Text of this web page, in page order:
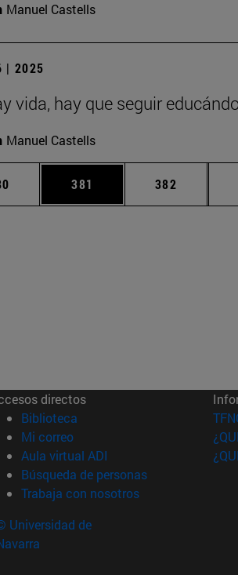
Manuel Castells
| 2025
vida, hay que seguir
Manuel Castells
Use TAB para desplazarse.
Página
381 Página
382
directos
Biblioteca (abre en nueva ventana)
Mi correo(abre en nueva ventana)
Aula virtual ADI (abre en nueva
Búsqueda de personas(abre en nueva
Trabaja con nosotros(abre en nueva
Universidad de